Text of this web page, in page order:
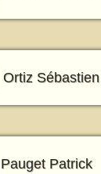
Ortiz Sébastien
Pauget Patrick